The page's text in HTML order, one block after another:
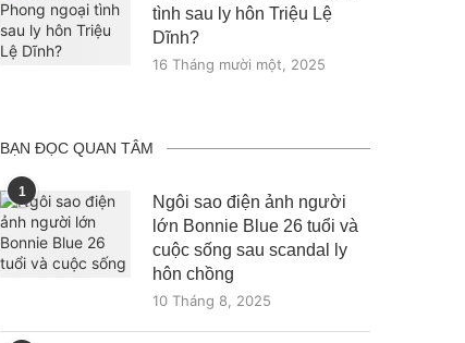
tình sau ly hôn Triệu Lệ
Dĩnh?
16 Tháng mười một, 2025
BẠN ĐỌC QUAN TÂM
1
Ngôi sao điện ảnh người
lớn Bonnie Blue 26 tuổi và
cuộc sống sau scandal ly
hôn chồng
10 Tháng 8, 2025